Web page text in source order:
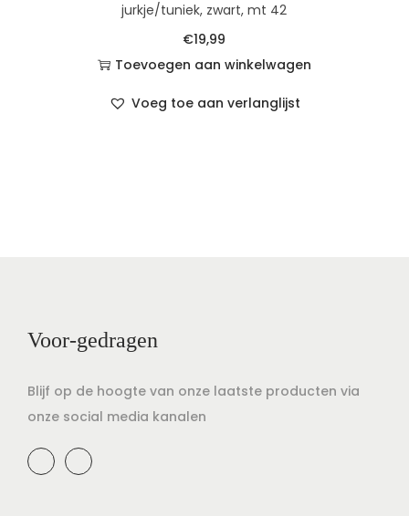
jurkje/tuniek, zwart, mt 42
€19,99
Toevoegen aan winkelwagen
Voeg toe aan verlanglijst
Voor-gedragen
Blijf op de hoogte van onze laatste producten via
onze social media kanalen